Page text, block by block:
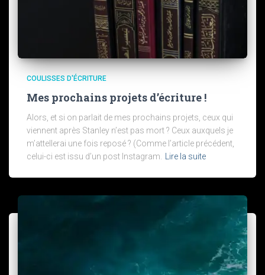
COULISSES D'ÉCRITURE
Mes prochains projets d’écriture !
Alors, et si on parlait de mes prochains projets, ceux qui
viennent après Stanley n’est pas mort ? Ceux auxquels je
m’attellerai une fois reposé ? (Comme l’article précédent,
celui-ci est issu d’un post Instagram. Lire la suite